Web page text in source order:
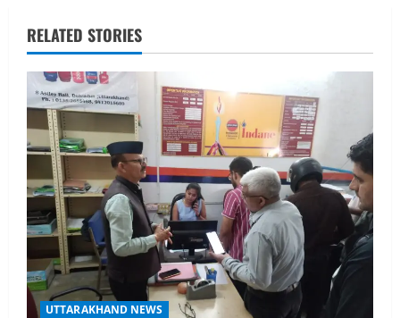
v
i
g
a
t
i
o
n
RELATED STORIES
UTTARAKHAND NEWS